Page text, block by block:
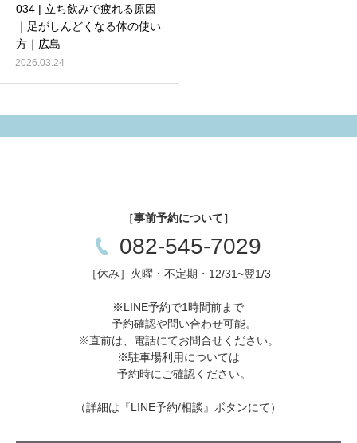
034 | 立ち飲みで疲れる原因
｜足がしんどくなる体の使い
方｜広島
2026.03.24
［事前予約について］
082-545-7029
［休み］火曜・不定期・12/31~翌1/3
※LINE予約で1時間前まで
予約確認や問い合わせ可能。
※直前は、電話にてお問合せください。
※駐車場利用については
予約時にご確認ください。
（詳細は『LINE予約/相談』ボタンにて）